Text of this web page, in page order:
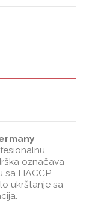
označava
sa HACCP
ukrštanje sa